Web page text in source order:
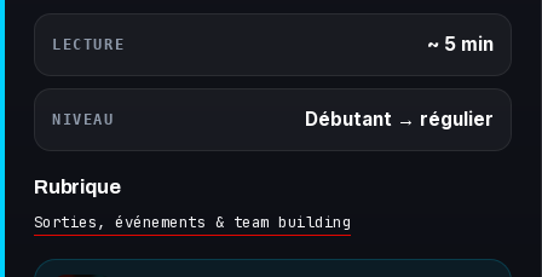
LECTURE ~ 5 min
NIVEAU Débutant → régulier
Rubrique
Sorties, événements & team building